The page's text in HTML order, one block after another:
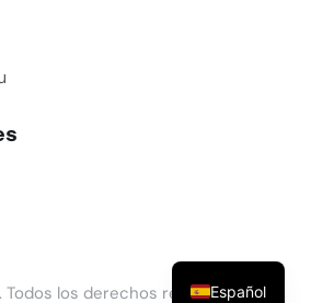
Todos los derechos reservados.
Español